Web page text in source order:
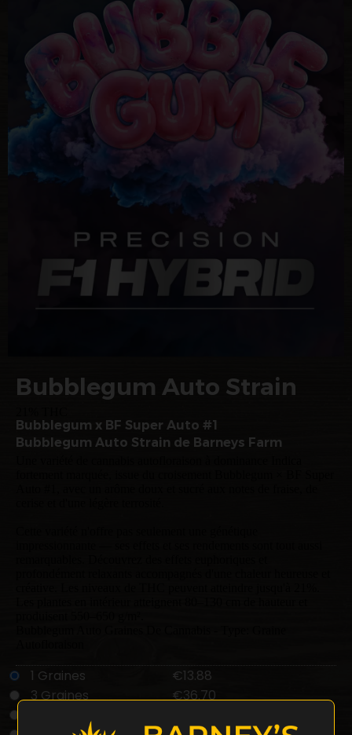
Bubblegum Auto Strain
Bubblegum x BF Super Auto #1
Bubblegum Auto Strain de Barneys Farm
1 Graines
€13.88
3 Graines
€36.70